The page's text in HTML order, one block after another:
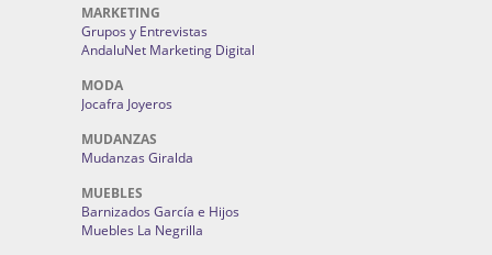
MARKETING
Grupos y Entrevistas
AndaluNet Marketing Digital
MODA
Jocafra Joyeros
MUDANZAS
Mudanzas Giralda
MUEBLES
Barnizados García e Hijos
Muebles La Negrilla